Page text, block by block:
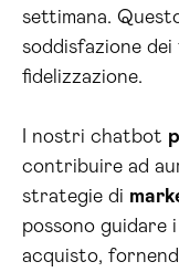
settimana.
soddisfazione
fidelizzazione.
I nostri chatbot
contribuire ad
strategie di
possono guidare
acquisto,